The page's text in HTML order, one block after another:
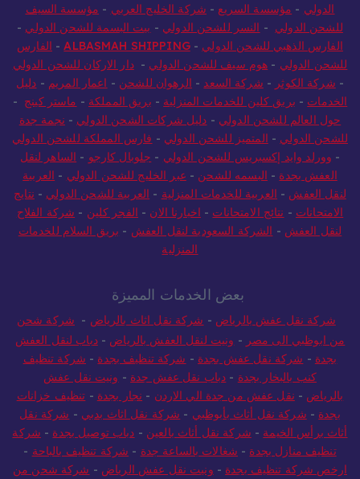
الدولي - مؤسسة السريع - شركة الخليج العربي - مؤسسة السيف
للشحن الدولي - النسر للشحن الدولي - بيت البسمة للشحن الدولي -
الفارس الذهبي للشحن الدولي -
ALBASMAH SHIPPING
- الفارس
للشحن الدولي - هوم سيف للشحن الدولي -دار الاركان للشحن الدولي
- شركة الكوثر - شركة السعد - الرهوان للشحن - اعمار المريم - دليل
الخدمات - بريق كلين للخدمات المنزلية - بريق المملكة - ماستر كينج -
حول العالم للشحن الدولي - دليل شركات الشحن الدولي - نجمة جدة
للشحن الدولي - المتميز للشحن الدولي - فارس المملكة للشحن الدولي
- وورلد وايد إكسبريس للشحن الدولي - جلوبال كارجو - الساهر لنقل
العفش بجدة - البسمه للشحن - عبر الخليج للشحن الدولي - العربية
لنقل العفش - العربية للخدمات المنزلية - العربية للشحن الدولي - نتايج
الامتحانات - نتائج الامتحانات - اخبارنا الان - الفجر كلين - شركة الفلاح
لنقل العفش - الشركة السعودية لنقل العفش - بريق السلام للخدمات
المنزلية
بعض الخدمات المميزة
شركة نقل عفش بالرياض - شركة نقل اثاث بالرياض - شركة شحن
من ابوظبي الى مصر - ونيت لنقل العفش بالرياض -دباب لنقل العفش
بجدة - شركة نقل عفش بجدة - شركة تنظيف بجدة - شركة تنظيف
كنب بالبخار بجدة - دباب نقل عفش جدة - ونيت نقل عفش
بالرياض - نقل عفش من جدة الي الاردن - نجار بجدة - تنظيف خزانات
بجدة - شركة نقل أثاث بأبوظبي - شركة نقل اثاث بدبي - شركة نقل
أثاث برأس الخيمة - شركة نقل أثاث بالعين - دباب توصيل بجدة - شركة
تنظيف منازل بجدة - شغالات بالساعة جدة - شركة تنظيف بالباحة -
ارخص شركة تنظيف بجدة - ونيت نقل عفش الرياض - شركة شحن من